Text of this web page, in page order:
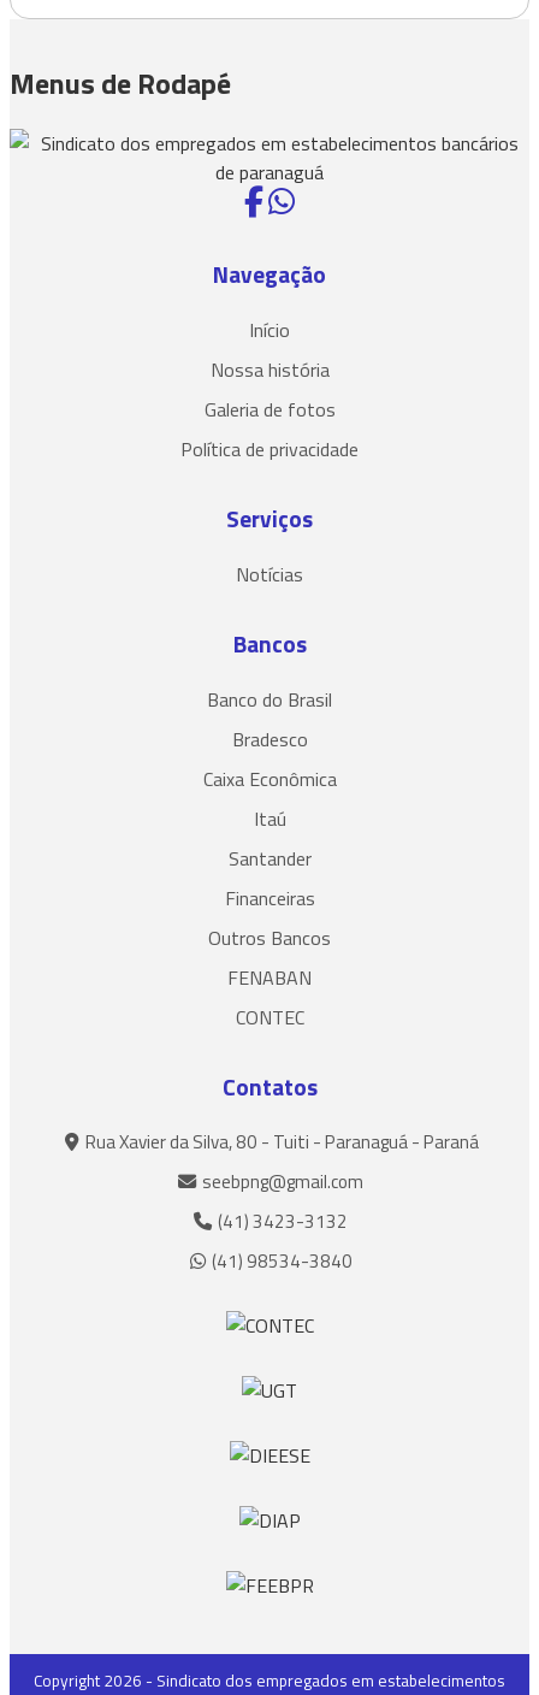
Menus de Rodapé
Navegação
Início
Nossa história
Galeria de fotos
Política de privacidade
Serviços
Notícias
Bancos
Banco do Brasil
Bradesco
Caixa Econômica
Itaú
Santander
Financeiras
Outros Bancos
FENABAN
CONTEC
Contatos
Rua Xavier da Silva, 80 - Tuiti - Paranaguá - Paraná
seebpng@gmail.com
(41) 3423-3132
(41) 98534-3840
Copyright 2026 - Sindicato dos empregados em estabelecimentos